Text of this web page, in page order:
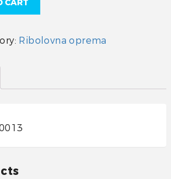
CART
Ribolovna oprema